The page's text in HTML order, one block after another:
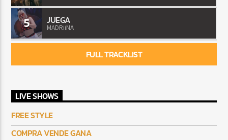
5 JUEGA
MADRiiNA
FULL TRACKLIST
LIVE SHOWS
FREE STYLE
COMPRA VENDE GANA